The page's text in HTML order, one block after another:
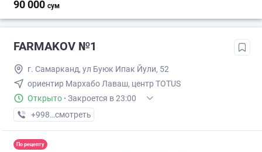
90 000 сум
FARMAKOV №1
г. Самарканд, ул Буюк Ипак Йули, 52
ориентир Мархабо Лаваш, центр TOTUS
Открыто · Закроется в 23:00
+998 (95) XXX-XX-XX
смотреть
По рецепту